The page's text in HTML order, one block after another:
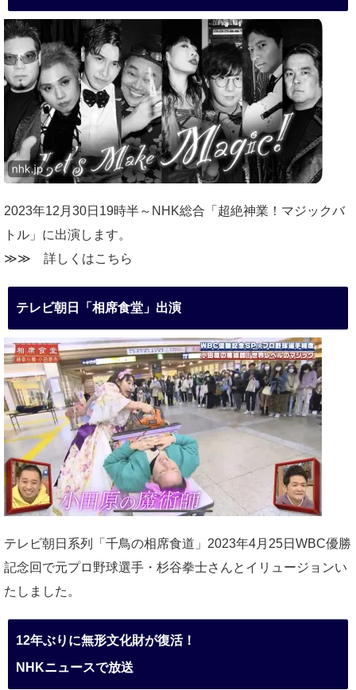
2023年12月30日19時半～NHK総合「超絶神業！マジックバ
トル」に出演します。
≫≫ 詳しくはこちら
テレビ朝日「相席食堂」出演
テレビ朝日系列「千鳥の相席食道」2023年4月25日WBC優勝
記念回で元プロ野球選手・杉谷拳士さんとイリュージョンい
たしました。
12年ぶりに無形文化財が復活！
NHKニュースで放送